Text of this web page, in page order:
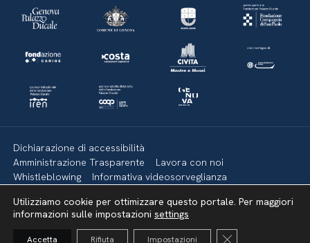
Dichiarazione di accessibilità
Amministrazione Trasparente
Lavora con noi
Whistleblowing
Informativa videosorveglianza
Mappa del sito
Utilizziamo cookie per ottimizzare questo portale. Per maggiori
informazioni sulle impostazioni settings
Accetta Rifiuta Impostazioni Close GDPR